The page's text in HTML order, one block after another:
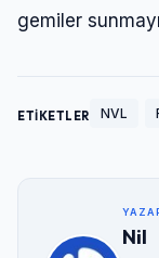
gemiler
ETİKETLER NVL
Nil